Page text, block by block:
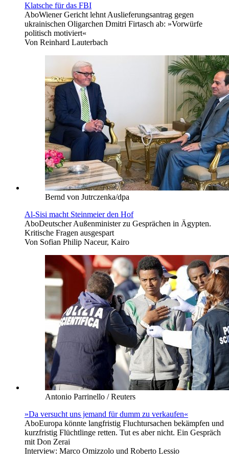
Klatsche für das FBI
AboWiener Gericht lehnt Auslieferungsantrag gegen
ukrainischen Oligarchen Dmitri Firtasch ab: »Vorwürfe
politisch motiviert«
Von Reinhard Lauterbach
Bernd von Jutrczenka/dpa
Al-Sisi macht Steinmeier den Hof
AboDeutscher Außenminister zu Gesprächen in Ägypten.
Kritische Fragen ausgespart
Von Sofian Philip Naceur, Kairo
Antonio Parrinello / Reuters
»Da versucht uns jemand für dumm zu verkaufen«
AboEuropa könnte langfristig Fluchtursachen bekämpfen und
kurzfristig Flüchtlinge retten. Tut es aber nicht. Ein Gespräch
mit Don Zerai
Interview: Marco Omizzolo und Roberto Lessio